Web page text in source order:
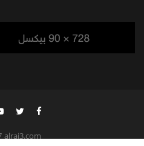
alrai3.com